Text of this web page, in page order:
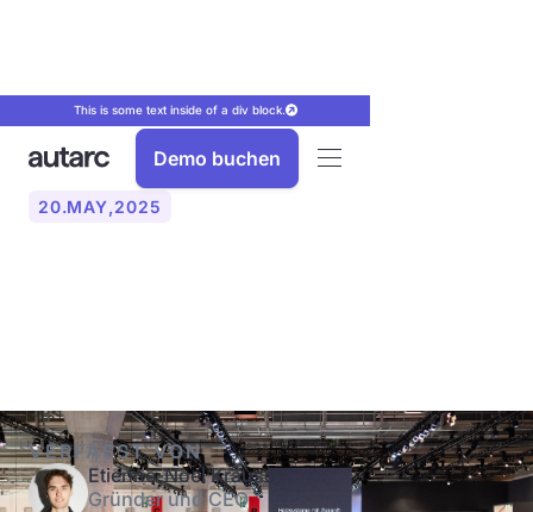
This is some text inside of a div block.
Demo buchen
20.MAY,2025
VERFASST VON
Etienne-Noel Krause
Gründer und CEO